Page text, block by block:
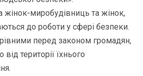
жінок-миробудівниць та жінок,
до роботи у сфері безпеки.
перед законом громадян,
території їхнього